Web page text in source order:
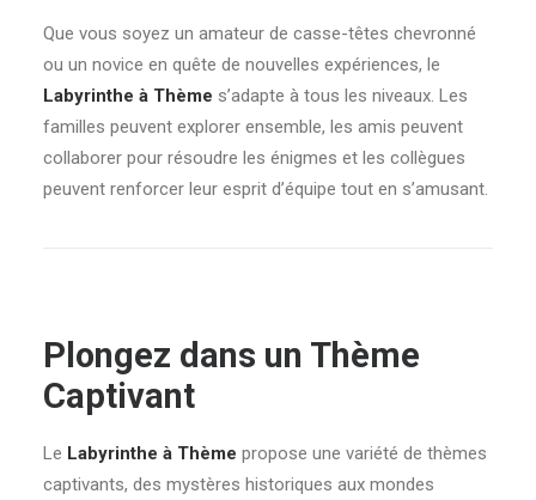
Que vous soyez un amateur de casse-têtes chevronné
ou un novice en quête de nouvelles expériences, le
Labyrinthe à Thème s’adapte à tous les niveaux. Les
familles peuvent explorer ensemble, les amis peuvent
collaborer pour résoudre les énigmes et les collègues
peuvent renforcer leur esprit d’équipe tout en s’amusant.
Plongez dans un Thème
Captivant
Le Labyrinthe à Thème propose une variété de thèmes
captivants, des mystères historiques aux mondes